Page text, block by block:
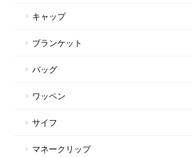
キャップ
ブランケット
バッグ
ワッペン
サイフ
マネークリップ